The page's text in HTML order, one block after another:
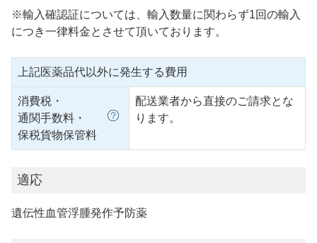
※輸入確認証については、輸入数量に関わらず1回の輸入
につき一律料金とさせて頂いております。
上記医薬品代以外に発生する費用
消費税・
通関手数料・
保税貨物保管料
配送業者から直接のご請求とな
ります。
適応
遺伝性血管浮腫発作予防薬